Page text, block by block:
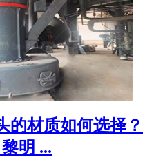
的材质如何选择？
明 ...